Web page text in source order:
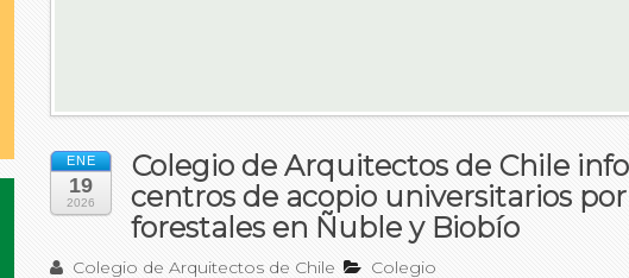
ENE
19
2026
Colegio de Arquitectos de Chile
centros de acopio universitarios
forestales en Ñuble y Biobío
Colegio de Arquitectos de Chile Colegio